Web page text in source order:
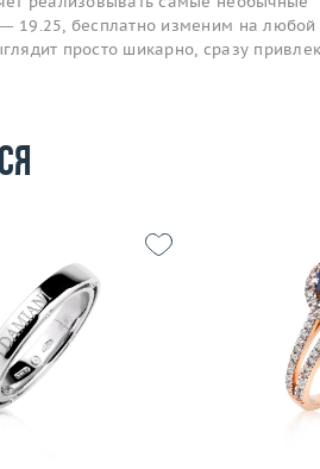
19.25, бесплатно изменим на любой
просто шикарно, сразу
золото 750 пробы
Материал